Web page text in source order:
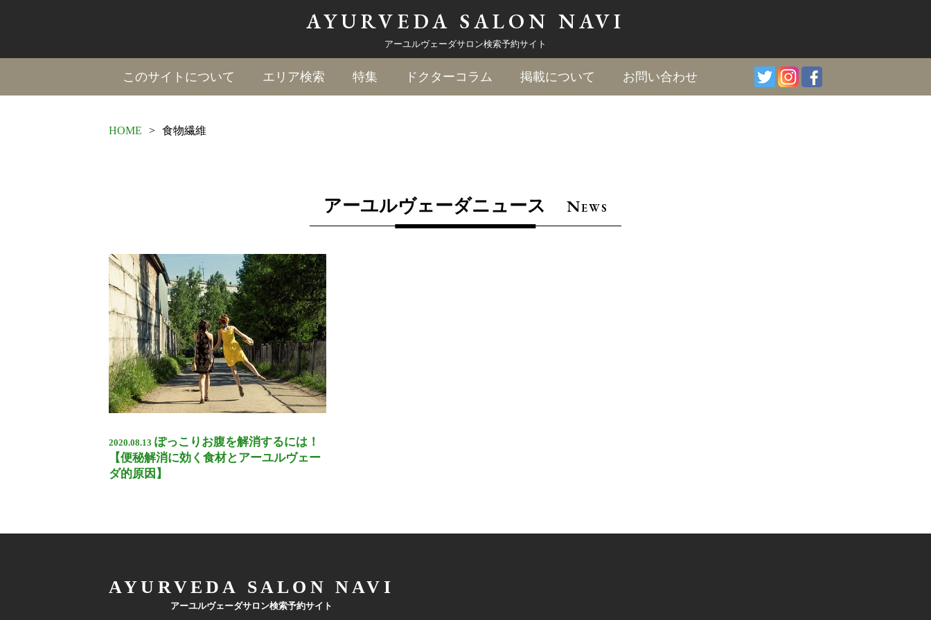
AYURVEDA SALON NAVI
アーユルヴェーダサロン検索予約サイト
このサイトについて エリア検索 特集 ドクターコラム 掲載について お問い合わせ
HOME > 食物繊維
アーユルヴェーダニュース NEWS
2020.08.13 ぽっこりお腹を解消するには！
【便秘解消に効く食材とアーユルヴェー
ダ的原因】
AYURVEDA SALON NAVI
アーユルヴェーダサロン検索予約サイト